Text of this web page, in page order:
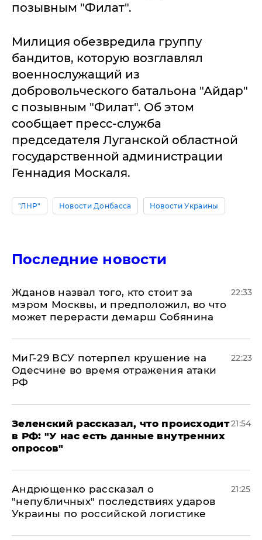
позывным "Филат".
Милиция обезвредила группу
бандитов, которую возглавлял
военнослужащий из
добровольческого батальона "Айдар"
с позывным "Филат". Об этом
сообщает пресс-служба
председателя Луганской областной
государственной администрации
Геннадия Москаля.
"ЛНР" Новости Донбасса Новости Украины
Последние новости
Жданов назвал того, кто стоит за
мэром Москвы, и предположил, во что
может перерасти демарш Собянина
22:33
МиГ-29 ВСУ потерпел крушение на
Одесчине во время отражения атаки
РФ
22:23
​Зеленский рассказал, что происходит
в РФ: "У нас есть данные внутренних
опросов"
21:54
Андрющенко рассказал о
"непубличных" последствиях ударов
Украины по российской логистике
21:25